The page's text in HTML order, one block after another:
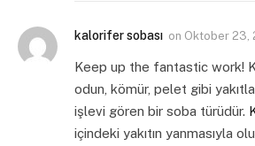
kalorifer sobası on Oktober 23,
Keep up the fantastic work!
odun, kömür, pelet gibi
işlevi gören bir soba türüdür.
içindeki yakıtın yanmasıyla